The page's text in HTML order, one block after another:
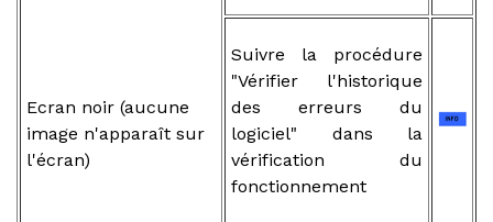
Ecran noir (aucune
image n'apparaît sur
l'écran)
Suivre la procédure
"Vérifier l'historique
des erreurs du
logiciel" dans la
vérification du
fonctionnement